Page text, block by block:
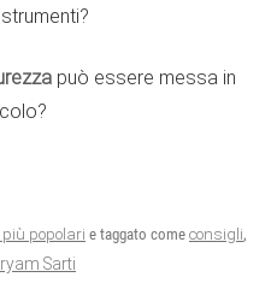
può essere messa in
più popolari e taggato come consigli,
Sarti